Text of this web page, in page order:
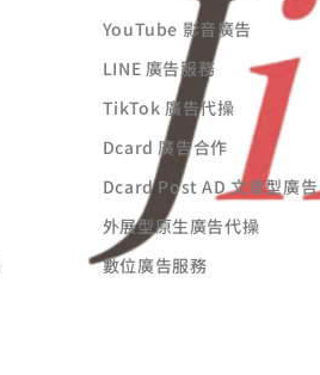
YouTube 影音廣告
LINE 廣告服務
TikTok 廣告代操
Dcard 廣告合作
Dcard Post AD 文章型廣告
外展型原生廣告代操
數位廣告服務